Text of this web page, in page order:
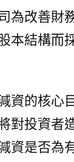
為改善財
本結構而
資的核心
對投資者
資是否為